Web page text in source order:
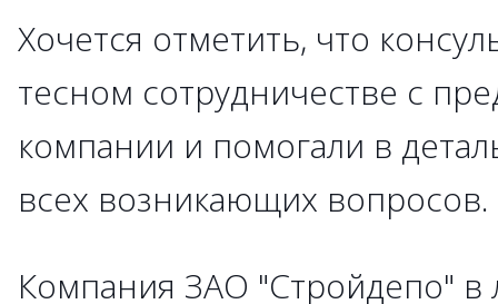
Хочется отметить, что
тесном сотрудничестве с
компании и помогали в
всех возникающих вопросов.
Компания ЗАО "Стройдепо" в